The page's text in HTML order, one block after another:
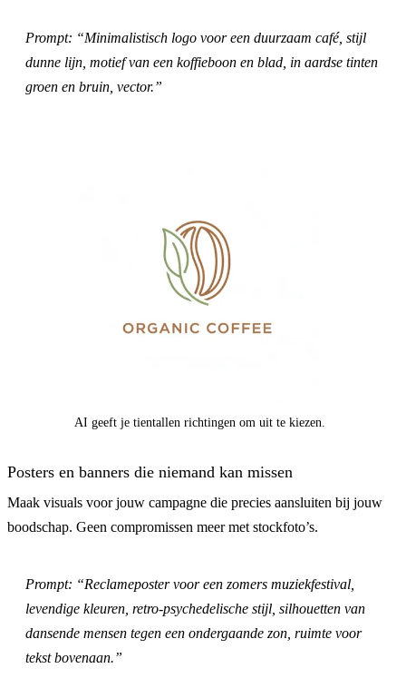
Prompt: “Minimalistisch logo voor een duurzaam café, stijl
dunne lijn, motief van een koffieboon en blad, in aardse tinten
groen en bruin, vector.”
AI geeft je tientallen richtingen om uit te kiezen.
Posters en banners die niemand kan missen
Maak visuals voor jouw campagne die precies aansluiten bij jouw
boodschap. Geen compromissen meer met stockfoto’s.
Prompt: “Reclameposter voor een zomers muziekfestival,
levendige kleuren, retro-psychedelische stijl, silhouetten van
dansende mensen tegen een ondergaande zon, ruimte voor
tekst bovenaan.”